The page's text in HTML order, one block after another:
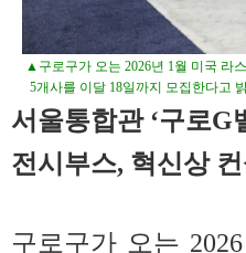
▲구로구가 오는 2026년 1월 미국 라
5개사를 이달 18일까지 모집한다고
서울통합관 ‘구로
전시부스, 혁신상
구로구가 오는